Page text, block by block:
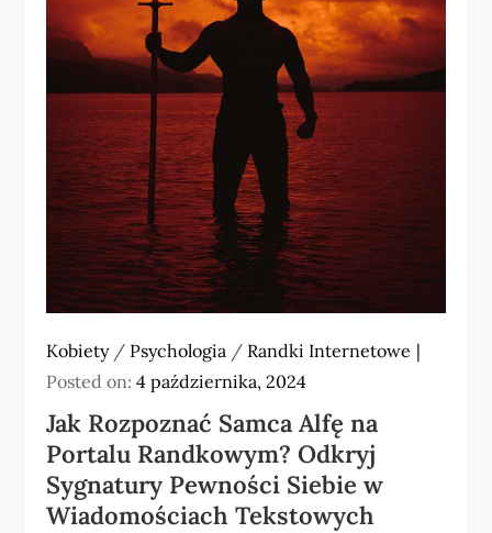
Kobiety/ Psychologia / Randki Internetowe
Posted on:4 października, 2024
Jak Rozpoznać Samca Alfę na
Portalu Randkowym? Odkryj
Sygnatury Pewności Siebie w
Wiadomościach Tekstowych